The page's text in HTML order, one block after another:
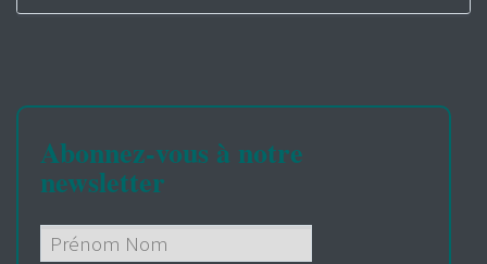
Abonnez-vous à notre
newsletter